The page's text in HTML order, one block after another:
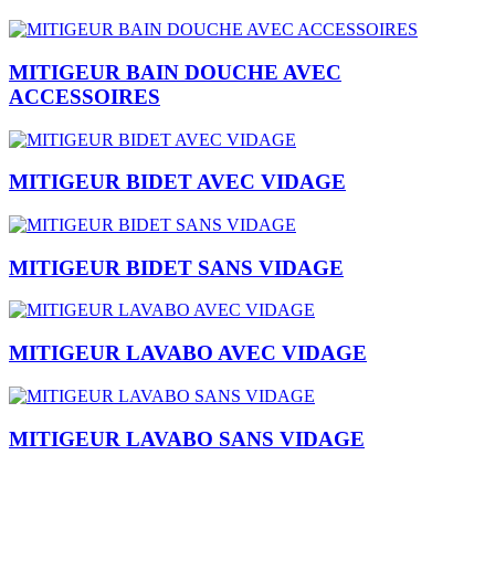
MITIGEUR BAIN DOUCHE AVEC
ACCESSOIRES
MITIGEUR BIDET AVEC VIDAGE
MITIGEUR BIDET SANS VIDAGE
MITIGEUR LAVABO AVEC VIDAGE
MITIGEUR LAVABO SANS VIDAGE